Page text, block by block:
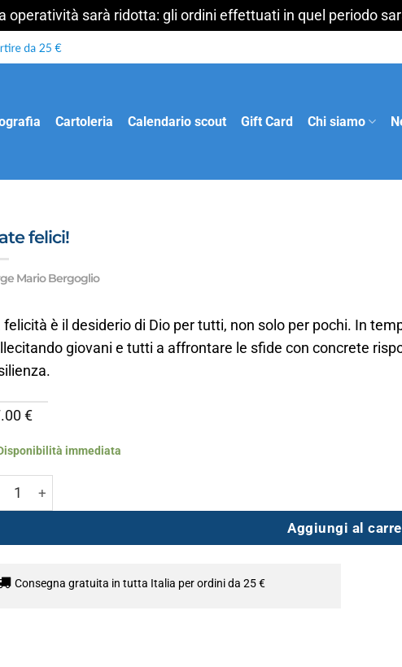
operatività sarà ridotta: gli ordini effettuati in quel periodo
Cartoleria Calendario scout Gift Card Chi siamo
felici!
Mario Bergoglio
felicità è il desiderio di Dio per tutti, non solo per pochi. In
giovani e tutti a affrontare le sfide con concrete
€
immediata
felici! quantità
Aggiungi al
Consegna gratuita in tutta Italia per ordini da 25 €